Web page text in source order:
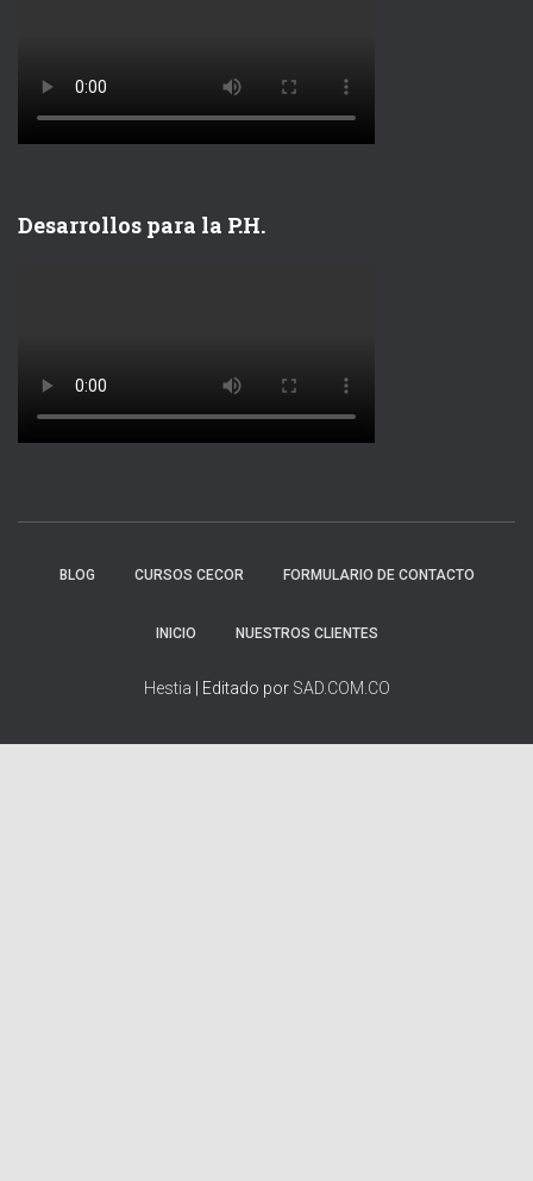
Desarrollos para la P.H.
BLOG CURSOS CECOR FORMULARIO DE CONTACTO
INICIO NUESTROS CLIENTES
Hestia | Editado por SAD.COM.CO